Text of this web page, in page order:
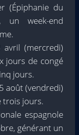
(Épiphanie du
un week-end
(mercredi)
jours de congé
jours.
août (vendredi)
trois jours.
espagnole
générant un